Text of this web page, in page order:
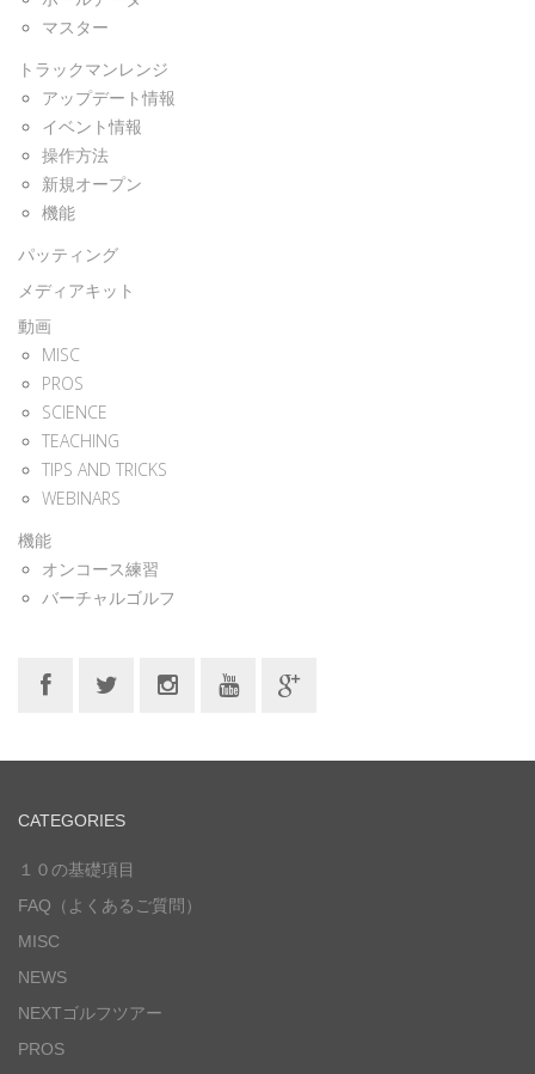
マスター
トラックマンレンジ
アップデート情報
イベント情報
操作方法
新規オープン
機能
パッティング
メディアキット
動画
MISC
PROS
SCIENCE
TEACHING
TIPS AND TRICKS
WEBINARS
機能
オンコース練習
バーチャルゴルフ
CATEGORIES
１０の基礎項目
FAQ（よくあるご質問）
MISC
NEWS
NEXTゴルフツアー
PROS